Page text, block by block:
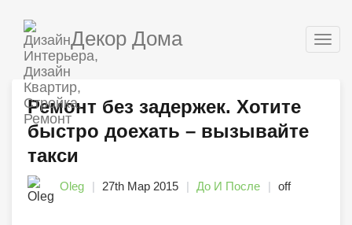
Декор Дома
Ремонт без задержек. Хотите
быстро доехать – вызывайте
такси
Oleg 27th Мар 2015 До И После off